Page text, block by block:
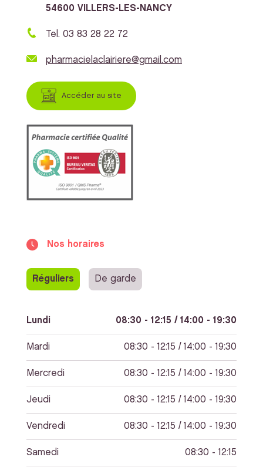
54600 VILLERS-LES-NANCY
Tel. 03 83 28 22 72
pharmacielaclairiere@gmail.com
Accéder au site
Nos horaires
Réguliers De garde
Lundi 08:30 - 12:15 / 14:00 - 19:30
Mardi 08:30 - 12:15 / 14:00 - 19:30
Mercredi 08:30 - 12:15 / 14:00 - 19:30
Jeudi 08:30 - 12:15 / 14:00 - 19:30
Vendredi 08:30 - 12:15 / 14:00 - 19:30
Samedi 08:30 - 12:15